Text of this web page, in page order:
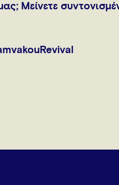
Μείνετε